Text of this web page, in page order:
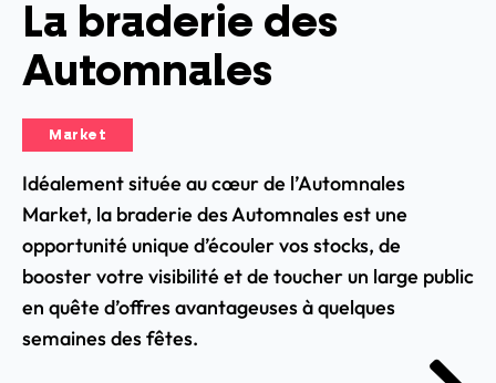
La braderie des
Automnales
Market
Idéalement située au cœur de l’Automnales
Market, la braderie des Automnales est une
opportunité unique d’écouler vos stocks, de
booster votre visibilité et de toucher un large public
en quête d’offres avantageuses à quelques
semaines des fêtes.